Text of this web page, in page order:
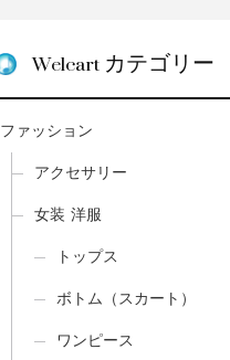
Welcart カテゴリー
ファッション
アクセサリー
女装 洋服
トップス
ボトム（スカート）
ワンピース